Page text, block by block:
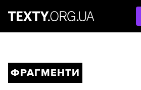
ФРАГМЕНТИ